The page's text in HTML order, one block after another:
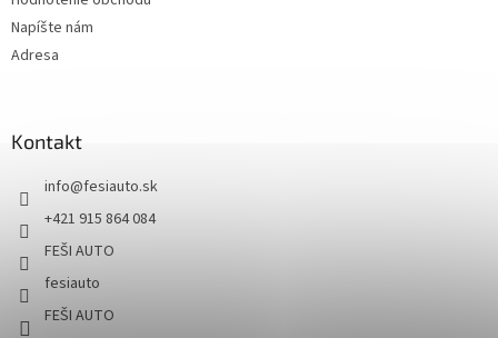
Napíšte nám
Adresa
Kontakt
info@fesiauto.sk
+421 915 864 084
FEŠI AUTO
fesiauto
FEŠI AUTO